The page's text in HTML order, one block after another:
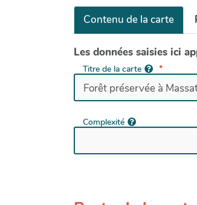
Contenu de la carte
Les données saisies ici
Titre de la carte
Complexité